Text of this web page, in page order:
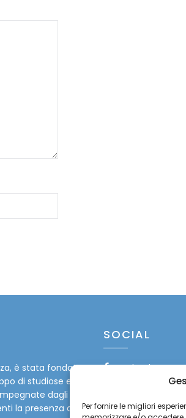
Per fornire le migliori
è stata fondata
di studiose e
dagli anni
la presenza delle
SOCIAL
Facebook